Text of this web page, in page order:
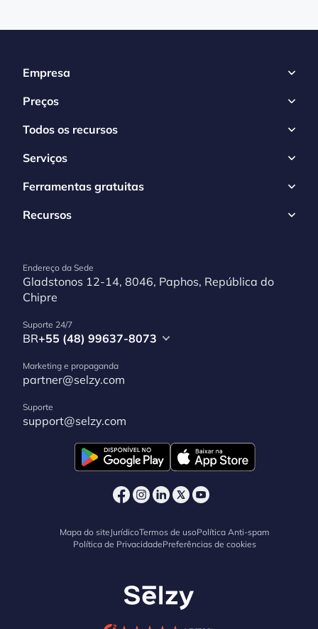
Empresa
Preços
Todos os recursos
Serviços
Ferramentas gratuitas
Recursos
Endereço da Sede
Gladstonos 12-14, 8046, Paphos, República do
Chipre
Suporte 24/7
BR+55 (48) 99637-8073
Marketing e propaganda
partner@selzy.com
Suporte
support@selzy.com
Mapa do site JurídicoTermos de usoPolítica Anti-spam
Política de PrivacidadePreferências de cookies